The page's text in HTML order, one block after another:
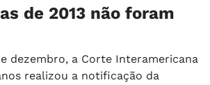
de 2013 não foram
dezembro, a Corte Interamericana
realizou a notificação da